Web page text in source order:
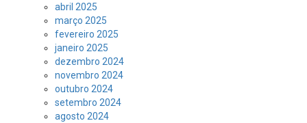
abril 2025
março 2025
fevereiro 2025
janeiro 2025
dezembro 2024
novembro 2024
outubro 2024
setembro 2024
agosto 2024